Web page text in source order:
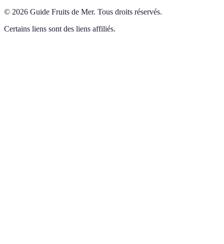
© 2026 Guide Fruits de Mer. Tous droits réservés.
Certains liens sont des liens affiliés.